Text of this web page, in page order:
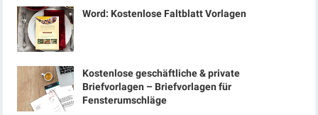
Word: Kostenlose Faltblatt Vorlagen
Kostenlose geschäftliche & private
Briefvorlagen – Briefvorlagen für
Fensterumschläge